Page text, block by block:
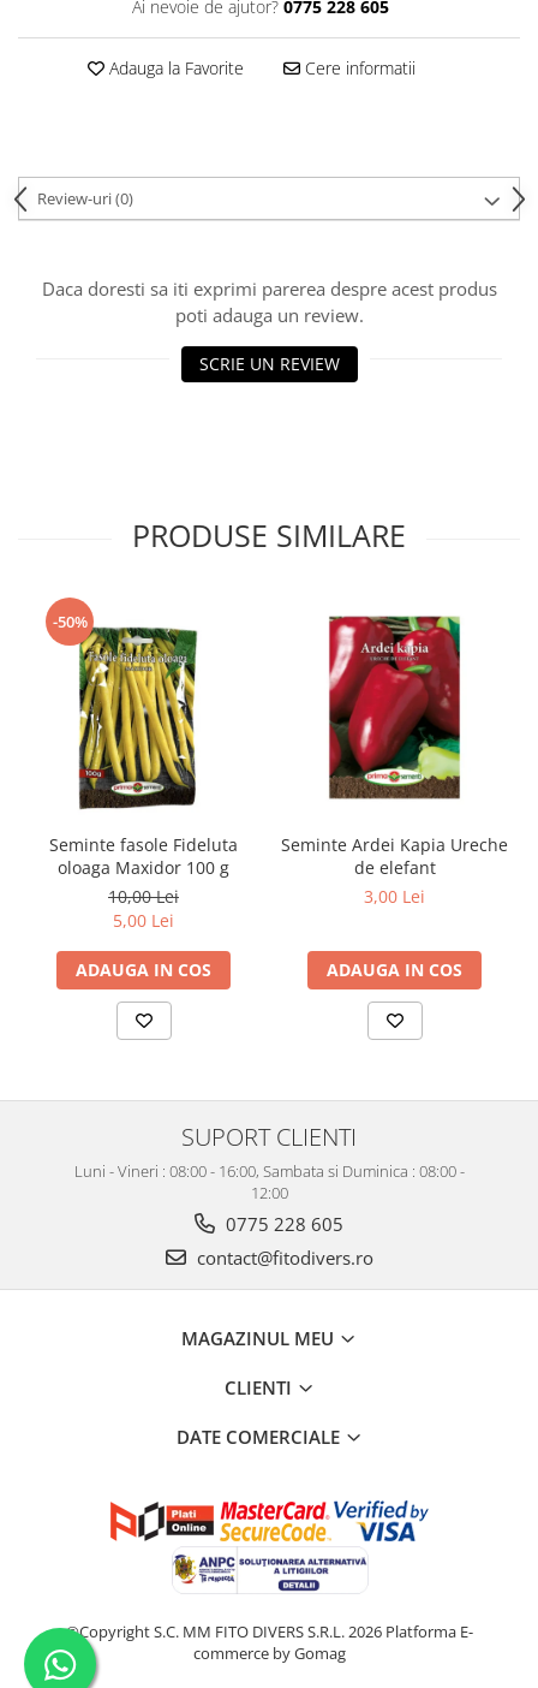
Ai nevoie de ajutor? 0775 228 605
Adauga la Favorite Cere informatii
Review-uri(0)
Daca doresti sa iti exprimi parerea despre acest produs
poti adauga un review.
SCRIE UN REVIEW
PRODUSE SIMILARE
-50%
Seminte fasole Fideluta
oloaga Maxidor 100 g
10,00 Lei
5,00 Lei
ADAUGA IN COS
Seminte Ardei Kapia Ureche
de elefant
3,00 Lei
ADAUGA IN COS
SUPORT CLIENTI
Luni - Vineri : 08:00 - 16:00, Sambata si Duminica : 08:00 -
12:00
0775 228 605
contact@fitodivers.ro
MAGAZINUL MEU
CLIENTI
DATE COMERCIALE
©Copyright S.C. MM FITO DIVERS S.R.L. 2026 Platforma E-
commerce by Gomag